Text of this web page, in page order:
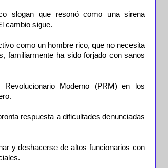
slogan que resonó como una sirena
cambio sigue.
como un hombre rico, que no necesita
familiarmente ha sido forjado con sanos
Moderno (PRM) en los
respuesta a dificultades denunciadas
y deshacerse de altos funcionarios con